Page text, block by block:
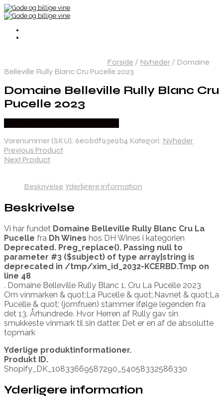
Forside / Nyheder / Domaine
Belleville Rully Blanc Cru Pucelle 2023
Domaine Belleville Rully Blanc Cru
Pucelle 2023
Varenummer (SKU): 6e0bdf93e9b4 Kategori: Nyheder
Previous Product
Next Product
Beskrivelse Yderligere information
Beskrivelse
Vi har fundet Domaine Belleville Rully Blanc Cru La
Pucelle fra Dh Wines hos DH Wines i kategorien
Deprecated. Preg_replace(). Passing null to
parameter #3 ($subject) of type array|string is
deprecated in /tmp/xim_id_2032-KCERBD.Tmp on
line 48
. Domaine Belleville Rully Blanc 1. Cru La Pucelle 2023
Om vinmarken & quot;La Pucelle & quot;.Navnet & quot;La
Pucelle & quot; (jomfruen) stammer ifølge legenden fra
det 13. Århundrede. Hvor Herren af Rully gav sin
smukkeste vinmark til sin datter. Det er en af de absolutte
topmark
Yderlige produktinformationer.
Produkt ID.
Shopify_DK_10833669587290_54058332586330
Yderligere information